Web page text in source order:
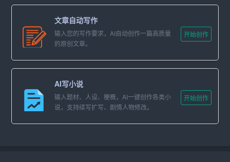
我在项目中负责前端开发，实现了用户界面优化、功能完
善等目标。项目上线后，用户活跃度大幅提升，为公司赢
得了良好的口碑。
3. 项目三：某金融机构
担任高级软件工程师，负责金融系统的安全防护及性能优
化。我通过深入分析系统架构，提出了有效的优化方案，
文章自动写作
输入您的写作要求，AI自动创作一篇高质量
的原创文章。
开始创作
AI写小说
输入题材、人设、梗概，AI一键创作各类小
说，支持续写扩写、剧情人物修改。
开始创作